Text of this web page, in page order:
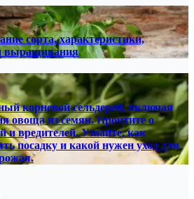
сорта, характеристики,
выращивания
корневой сельдерей, включая
овоща из семян. Прочтите о
и вредителей. Узнайте, как
посадку и какой нужен уход для